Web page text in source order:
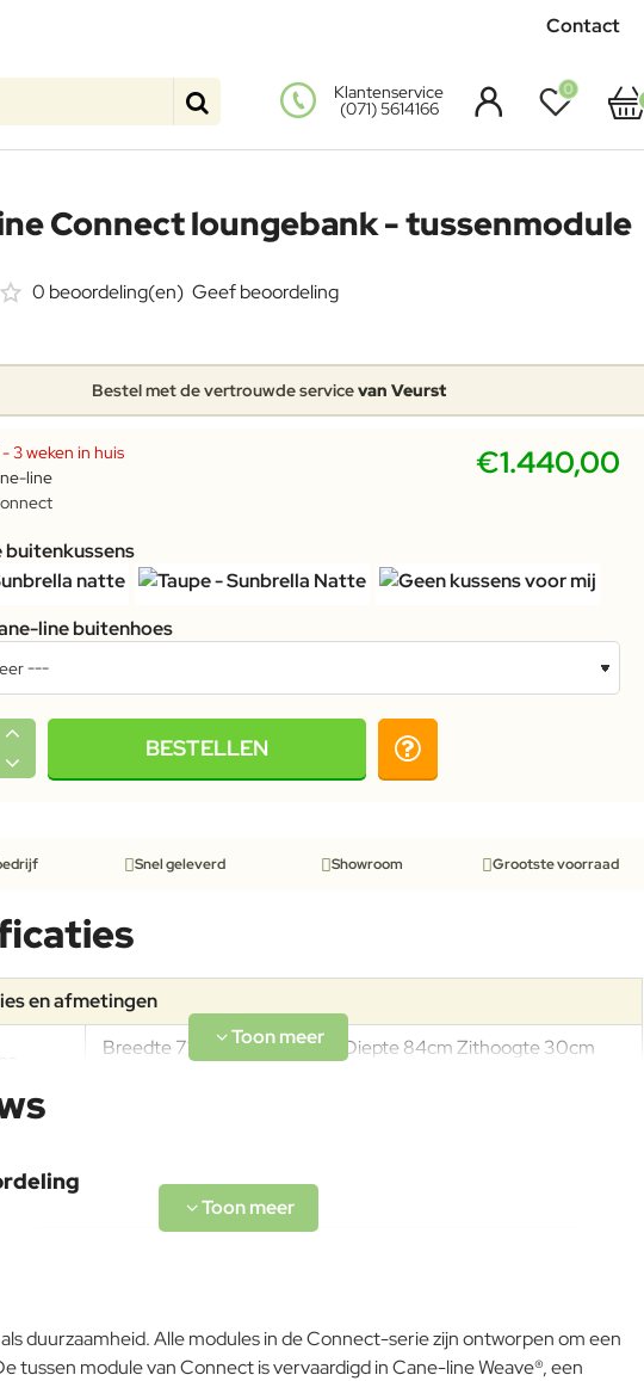
Contact
Klantenservice
(071) 5614166
0
Connect loungebank - tussenmodule
Bestel met de vertrouwde servicevan Veurst
0 beoordeling(en) Geef beoordeling
€1.440,00
3 weken in huis
line
buitenkussens
line buitenhoes
BESTELLEN
Snel geleverd Showroom Grootste voorraad
en afmetingen
Breedte 71cm Hoogte 64cm Diepte 84cm Zithoogte 30cm
duurzaamheid. Alle modules in de Connect-serie zijn ontworpen om een
module van Connect is vervaardigd in Cane-line Weave®, een